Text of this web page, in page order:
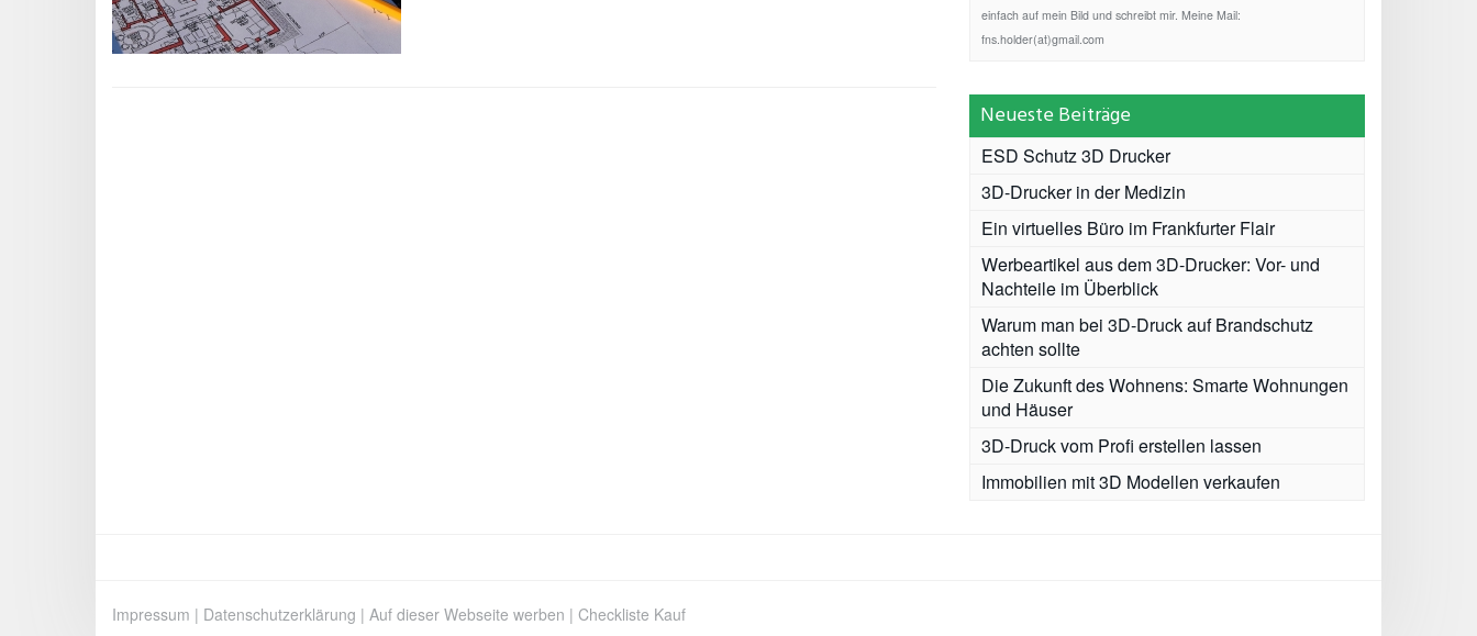
einfach auf mein Bild und schreibt mir. Meine Mail:
fns.holder(at)gmail.com
Neueste Beiträge
ESD Schutz 3D Drucker
3D-Drucker in der Medizin
Ein virtuelles Büro im Frankfurter Flair
Werbeartikel aus dem 3D-Drucker: Vor- und
Nachteile im Überblick
Warum man bei 3D-Druck auf Brandschutz
achten sollte
Die Zukunft des Wohnens: Smarte Wohnungen
und Häuser
3D-Druck vom Profi erstellen lassen
Immobilien mit 3D Modellen verkaufen
Impressum | Datenschutzerklärung | Auf dieser Webseite werben | Checkliste Kauf